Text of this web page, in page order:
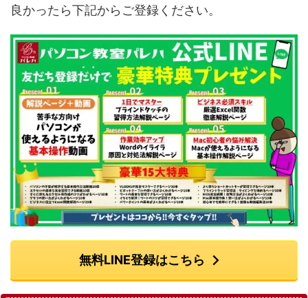
良かったら下記からご登録ください。
無料LINE登録はこちら